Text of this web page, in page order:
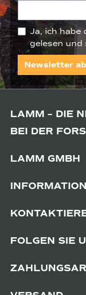
Ja, ich habe
gelesen und
Newsletter
LAMM – DIE
BEI DER
LAMM GMBH
FOLGEN SIE